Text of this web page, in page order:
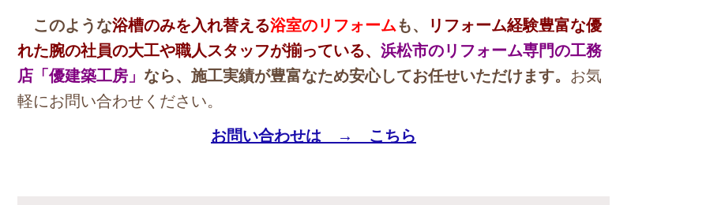
このような浴槽のみを入れ替える浴室のリフォームも、
リフォーム経験豊富な優
れた腕の社員の大工や職人スタッフが揃っている、 浜松市のリフォーム専門の工務
店「優建築工房」 なら、施工実績が豊富なため安心してお任せいただけます。 お気
軽にお問い合わせください。
お問い合わせは → こちら